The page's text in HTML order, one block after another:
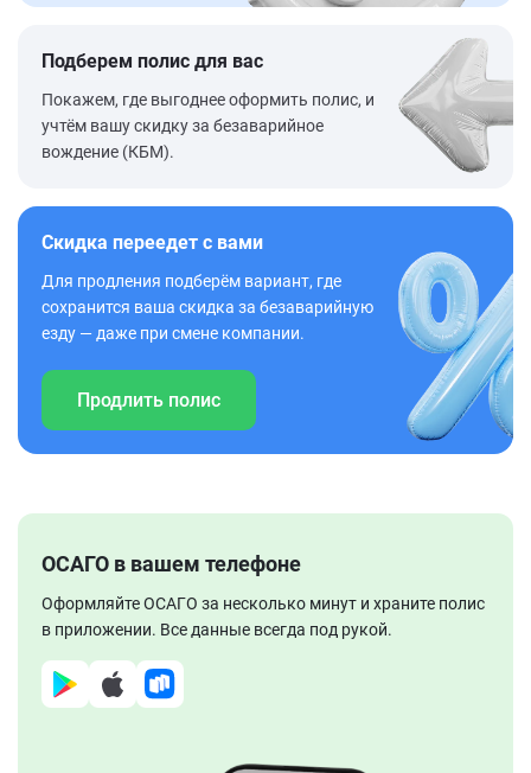
Подберем полис для вас
Покажем, где выгоднее оформить полис, и
учтём вашу скидку за безаварийное
вождение (КБМ).
Скидка переедет с вами
Для продления подберём вариант, где
сохранится ваша скидка за безаварийную
езду — даже при смене компании.
Продлить полис
ОСАГО в вашем телефоне
Оформляйте ОСАГО за несколько минут и храните полис
в приложении. Все данные всегда под рукой.